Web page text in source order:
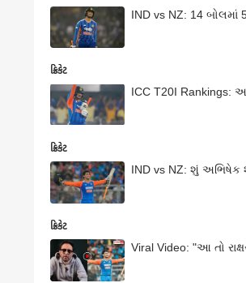
IND vs NZ: 14 બોલમાં
ક્રિકેટ
ICC T20I Rankings:
ક્રિકેટ
IND vs NZ: શું અભિષેક
ક્રિકેટ
Viral Video: "આ તો